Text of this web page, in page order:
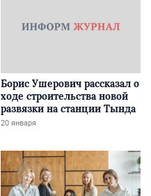
Борис Ушерович рассказал о
ходе строительства новой
развязки на станции Тында
20 января